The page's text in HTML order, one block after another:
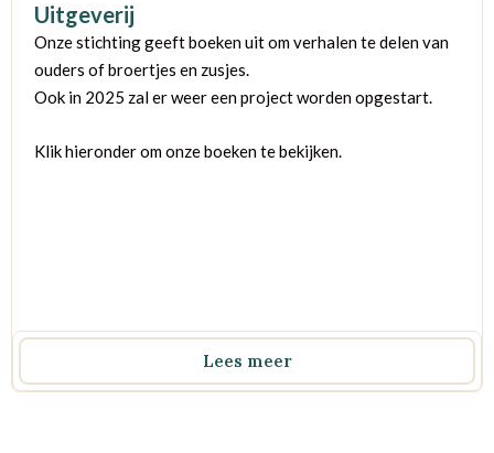
Uitgeverij
Onze stichting geeft boeken uit om verhalen te delen van
ouders of broertjes en zusjes.
Ook in 2025 zal er weer een project worden opgestart.
Klik hieronder om onze boeken te bekijken.
Lees meer